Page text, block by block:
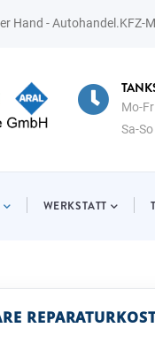
Hand -
& WASCHANLAGEN
22 Uhr
22.00 Uhr
WERKSTATT